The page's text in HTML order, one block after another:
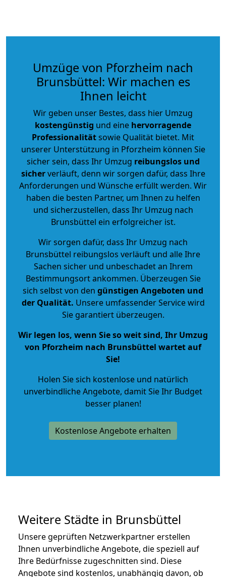
Umzüge von Pforzheim nach
Brunsbüttel: Wir machen es
Ihnen leicht
Wir geben unser Bestes, dass hier Umzug
kostengünstig und eine hervorragende
Professionalitätsowie Qualität bietet. Mit
unserer Unterstützung in Pforzheim können Sie
sicher sein, dass Ihr Umzug reibungslos und
sicherverläuft, denn wir sorgen dafür, dass Ihre
Anforderungen und Wünsche erfüllt werden. Wir
haben die besten Partner, um Ihnen zu helfen
und sicherzustellen, dass Ihr Umzug nach
Brunsbüttel ein erfolgreicher ist.
Wir sorgen dafür, dass Ihr Umzug nach
Brunsbüttel reibungslos verläuft und alle Ihre
Sachen sicher und unbeschadet an Ihrem
Bestimmungsort ankommen. Überzeugen Sie
sich selbst von den günstigen Angeboten und
der Qualität. Unsere umfassender Service wird
Sie garantiert überzeugen.
Wir legen los, wenn Sie so weit sind, Ihr Umzug
von Pforzheim nach Brunsbüttel wartet auf
Sie!
Holen Sie sich kostenlose und natürlich
unverbindliche Angebote, damit Sie Ihr Budget
besser planen!
Kostenlose Angebote erhalten
Weitere Städte in Brunsbüttel
Unsere geprüften Netzwerkpartner erstellen
Ihnen unverbindliche Angebote, die speziell auf
Ihre Bedürfnisse zugeschnitten sind. Diese
Angebote sind kostenlos, unabhängig davon, ob